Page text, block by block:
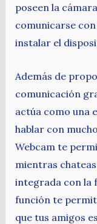
poseen la
comunicarse
instalar el
Además de
comunicación
actúa como una
hablar con
Webcam te
mientras
integrada con la
función te
que tus amigos